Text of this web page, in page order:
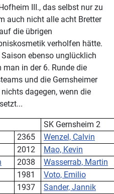
III., das selbst nur zu
auch nicht alle acht Bretter
die übrigen
verholfen hätte.
ebenso unglücklich
in der 6. Runde die
und die Gernsheimer
dagegen, wenn die
SK Gernsheim 2
2365
Wenzel, Calvin
2012
Mao, Kevin
2038
Wasserrab, Martin
1981
Voto, Emilio
1937
Sander, Jannik